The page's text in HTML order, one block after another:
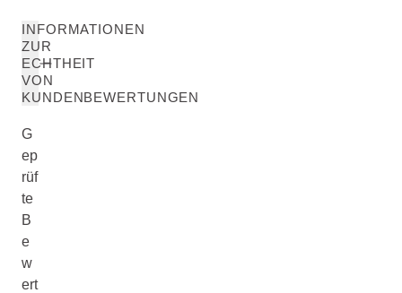
INFORMATIONEN
ZUR
ECHTHEIT
VON
KUNDENBEWERTUNGEN
G
ep
rüf
te
B
e
w
ert